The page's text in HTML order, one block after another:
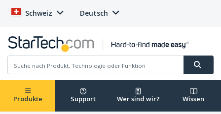
Schweiz Deutsch
Produkte Support Wer sind wir? Wissen